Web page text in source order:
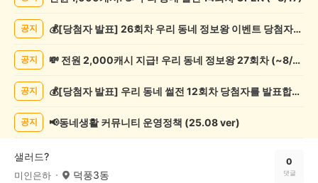
록
공지 💰[당첨자 발표] 26회차 우리 동네 정보왕 이벤트 당첨자를 발표합니다!
공지 💸 전원 2,000캐시 지급! 우리 동네 정보왕 27회차 (~8/10)
공지 💰[당첨자 발표] 우리 동네 썰전 12회차 당첨자를 발표합니다!
공지 📢동네생활 커뮤니티 운영정책 (25.08 ver)
샐러드?
미인은하 덕풍3동
0
댓글